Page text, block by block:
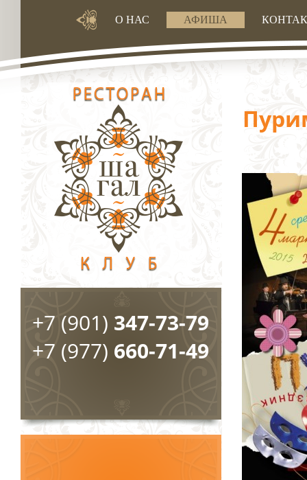
О НАС АФИША
+7 (901) 347-73-79
+7 (977) 660-71-49